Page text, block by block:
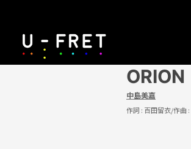
ORION
中島美嘉
作詞 : 百田留衣/作曲 :